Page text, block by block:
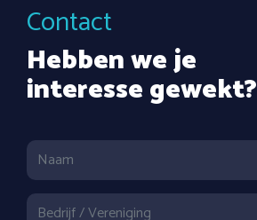
Contact
Hebben we je
interesse gewekt?
Naam
Bedrijf / Vereniging